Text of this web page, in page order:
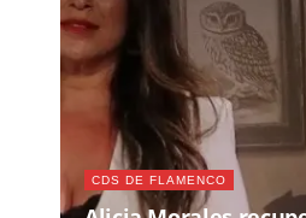
CDS DE FLAMENCO